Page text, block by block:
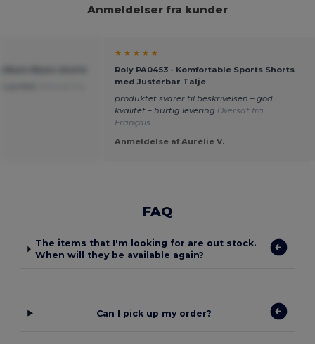
Anmeldelser fra kunder
★ ★ ★ ★ ★
Roly PA0453 - Komfortable Sports Shorts
med Justerbar Talje
produktet svarer til beskrivelsen – god
kvalitet – hurtig levering Oversat fra
Français
Anmeldelse af Aurélie V.
FAQ
The items that I'm looking for are out stock.
When will they be available again?
Can I pick up my order?